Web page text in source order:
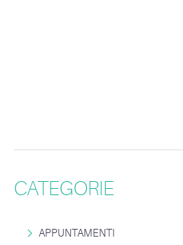
CATEGORIE
APPUNTAMENTI